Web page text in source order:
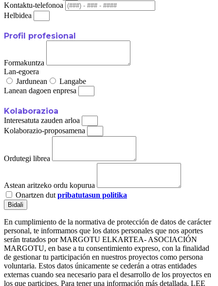
Kontaktu-telefonoa
Helbidea
Profil profesional
Formakuntza
Lan-egoera
Jardunean
Langabe
Lanean dagoen enpresa
Kolaborazioa
Interesatuta zauden arloa
Kolaborazio-proposamena
Ordutegi librea
Astean aritzeko ordu kopurua
Onartzen dut pribatutasun politika
Bidali
En cumplimiento de la normativa de protección de datos de carácter
personal, te informamos que los datos personales que nos aportes
serán tratados por MARGOTU ELKARTEA- ASOCIACIÓN
MARGOTU, en base a tu consentimiento expreso, con la finalidad
de gestionar tu participación en nuestros proyectos como persona
voluntaria. Estos datos únicamente se cederán a otras entidades
externas cuando sea necesario para el desarrollo de los proyectos en
los que participes. Para tener una información más detallada, LEE